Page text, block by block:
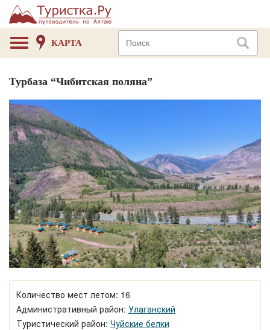
КАРТА
Турбаза “Чибитская поляна”
Количество мест летом: 16
Административный район: Улаганский
Туристический район: Чуйские белки